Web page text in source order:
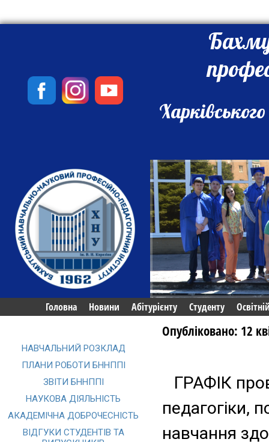
Головна Новини Абітурієнту Студенту
Опубліковано: 12
ГРАФІК
педагогіки,
навчання
НАВЧАЛЬНИЙ РОЗКЛАД
ПЛАНИ РОБОТИ БННППІ
ЗВІТИ БННППІ
НАУКОВА ДІЯЛЬНІСТЬ
АКАДЕМІЧНА ДОБРОЧЕСНІСТЬ
ВІДГУКИ СТУДЕНТІВ ТА